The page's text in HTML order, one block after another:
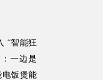
“智能狂
一边是
饭煲能